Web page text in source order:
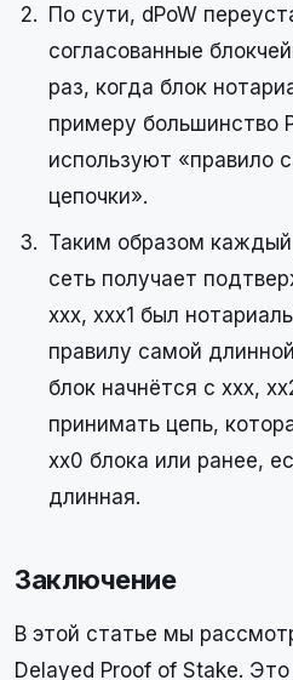
По сути, dPoW
согласованные
раз, когда блок
примеру большинство
используют «правило
цепочки».
Таким образом каждый
сеть получает
ххх, ххх1 был
правилу самой
блок начнётся с ххх,
принимать цепь,
хх0 блока или ранее,
длинная.
Заключение
В этой статье мы
Delayed Proof of Stake.